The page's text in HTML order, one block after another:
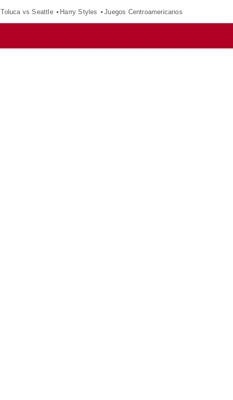
Toluca vs Seattle Harry Styles Juegos Centroamericanos